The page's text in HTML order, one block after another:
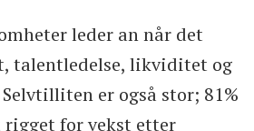
leder an når det
talentledelse, likviditet og
er også stor; 81%
rigget for vekst etter